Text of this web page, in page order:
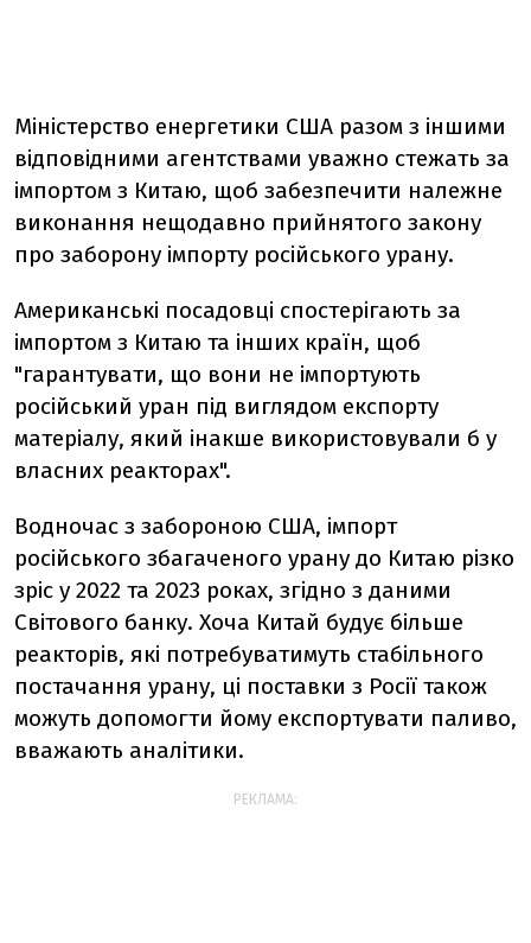
Міністерство енергетики США разом з іншими
відповідними агентствами уважно стежать за
імпортом з Китаю, щоб забезпечити належне
виконання нещодавно прийнятого закону
про заборону імпорту російського урану.
Американські посадовці спостерігають за
імпортом з Китаю та інших країн, щоб
"гарантувати, що вони не імпортують
російський уран під виглядом експорту
матеріалу, який інакше використовували б у
власних реакторах".
Водночас з забороною США, імпорт
російського збагаченого урану до Китаю різко
зріс у 2022 та 2023 роках, згідно з даними
Світового банку. Хоча Китай будує більше
реакторів, які потребуватимуть стабільного
постачання урану, ці поставки з Росії також
можуть допомогти йому експортувати паливо,
вважають аналітики.
РЕКЛАМА: